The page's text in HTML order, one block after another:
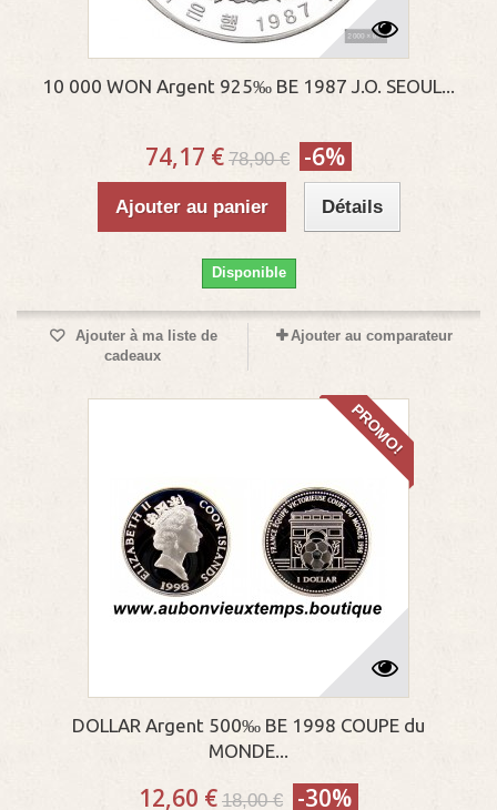
10 000 WON Argent 925‰ BE 1987 J.O. SEOUL...
74,17 € 78,90 € -6%
Ajouter au panier Détails
Disponible
Ajouter à ma liste de
cadeaux
Ajouter au comparateur
PROMO!
DOLLAR Argent 500‰ BE 1998 COUPE du
MONDE...
12,60 € 18,00 € -30%